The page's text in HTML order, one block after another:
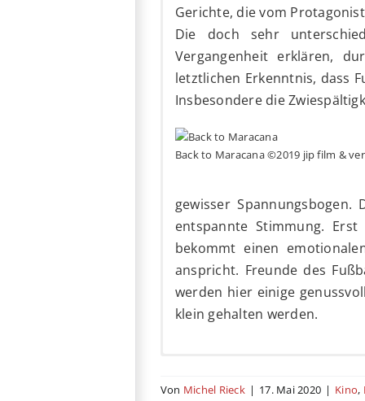
Gerichte, die vom
Die doch sehr
Vergangenheit erklären,
letztlichen Erkenntnis, dass
Insbesondere die
Back to Maracana ©2019 jip film &
gewisser
entspannte Stimmung.
bekommt einen
anspricht. Freunde des
werden hier einige
klein gehalten werden.
7,6 von 10 (Stand:
Von Michel Rieck | 17. Mai 2020 | Kino,